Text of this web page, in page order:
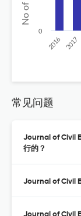
2016 2017
0
常见问题
Journal of Civil
行的？
Journal of Civil
Journal of Civil